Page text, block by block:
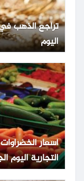
اليوم
أسعار
التجارية اليوم الجمعة 3